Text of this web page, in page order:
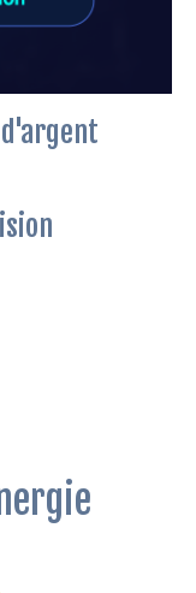
d'argent